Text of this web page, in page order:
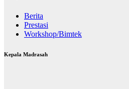
Berita
Prestasi
Workshop/Bimtek
Kepala Madrasah